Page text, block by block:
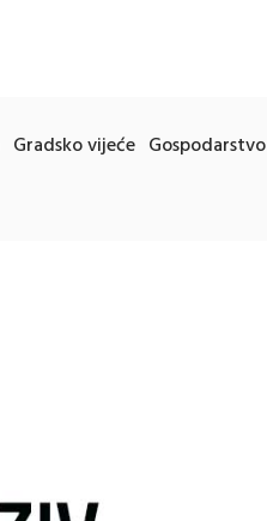
Gradsko vijeće Gospodarstvo